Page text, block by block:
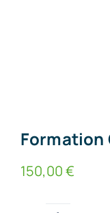
Formation
150,00€